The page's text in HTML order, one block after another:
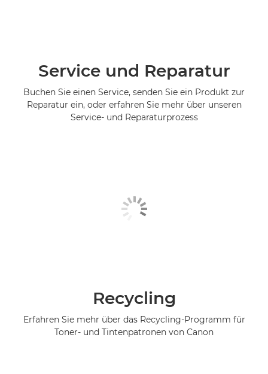
Service und Reparatur
Buchen Sie einen Service, senden Sie ein Produkt zur
Reparatur ein, oder erfahren Sie mehr über unseren
Service- und Reparaturprozess
Recycling
Erfahren Sie mehr über das Recycling-Programm für
Toner- und Tintenpatronen von Canon